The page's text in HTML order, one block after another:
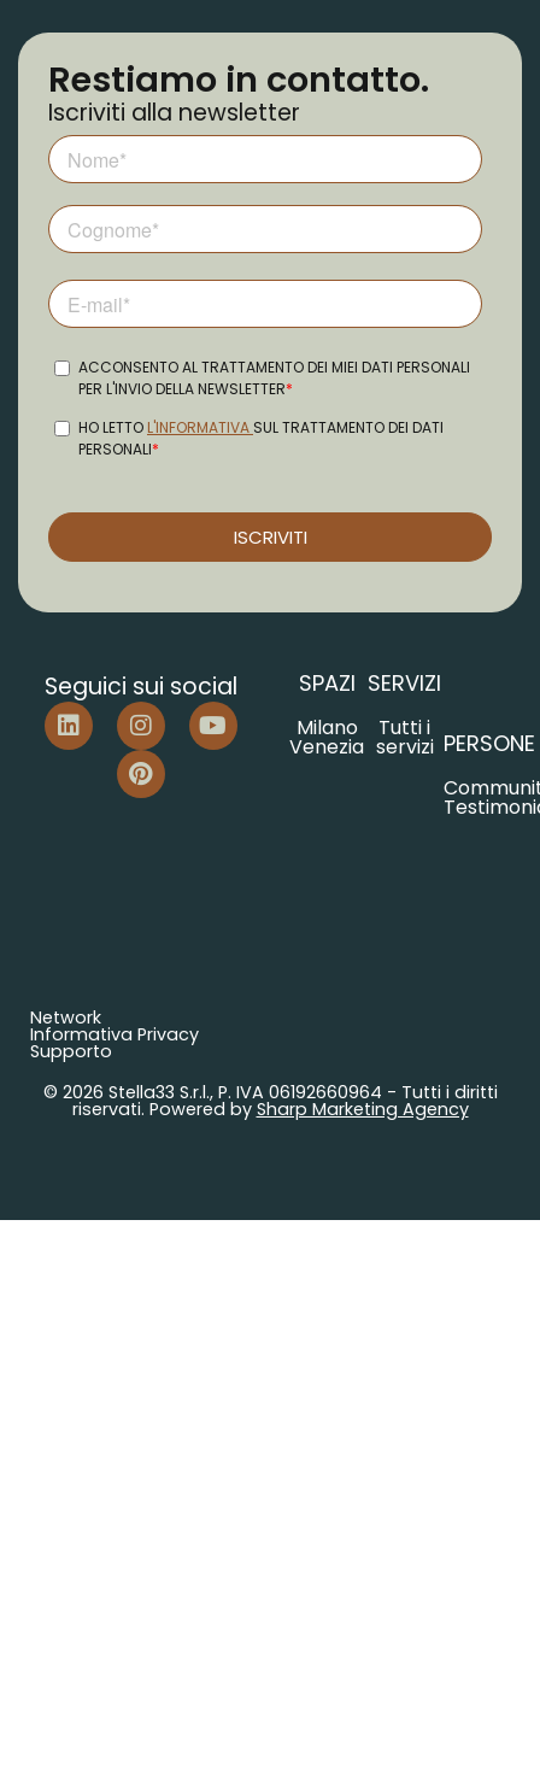
Restiamo in contatto.
Iscriviti alla newsletter
Seguici sui social SPAZI
Milano
Venezia
SERVIZI
Tutti i
servizi PERSONE
© 2026 Stella33 S.r.l., P. IVA 06192660964 - Tutti i diritti
riservati. Powered by Sharp Marketing Agency
Network
Informativa Privacy
Supporto